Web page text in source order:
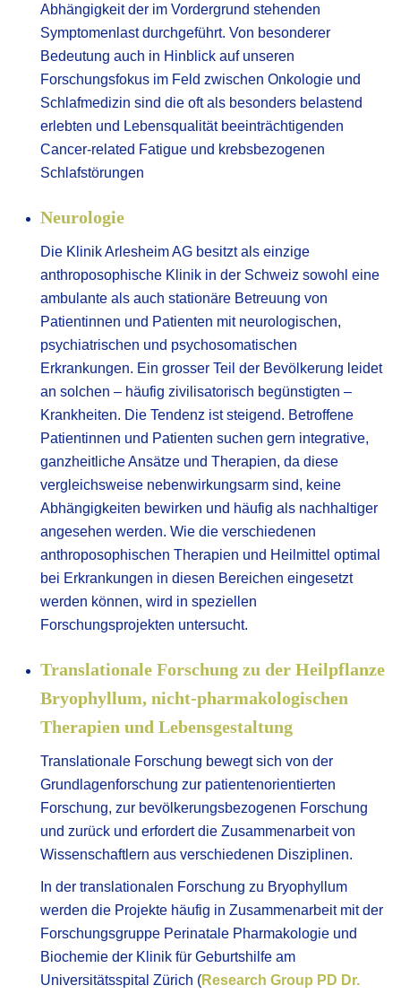
Abhängigkeit der im Vordergrund stehenden
Symptomenlast durchgeführt. Von besonderer
Bedeutung auch in Hinblick auf unseren
Forschungsfokus im Feld zwischen Onkologie und
Schlafmedizin sind die oft als besonders belastend
erlebten und Lebensqualität beeinträchtigenden
Cancer-related Fatigue und krebsbezogenen
Schlafstörungen
Neurologie
Die Klinik Arlesheim AG besitzt als einzige
anthroposophische Klinik in der Schweiz sowohl eine
ambulante als auch stationäre Betreuung von
Patientinnen und Patienten mit neurologischen,
psychiatrischen und psychosomatischen
Erkrankungen. Ein grosser Teil der Bevölkerung leidet
an solchen – häufig zivilisatorisch begünstigten –
Krankheiten. Die Tendenz ist steigend. Betroffene
Patientinnen und Patienten suchen gern integrative,
ganzheitliche Ansätze und Therapien, da diese
vergleichsweise nebenwirkungsarm sind, keine
Abhängigkeiten bewirken und häufig als nachhaltiger
angesehen werden. Wie die verschiedenen
anthroposophischen Therapien und Heilmittel optimal
bei Erkrankungen in diesen Bereichen eingesetzt
werden können, wird in speziellen
Forschungsprojekten untersucht.
Translationale Forschung zu der Heilpflanze
Bryophyllum, nicht-pharmakologischen
Therapien und Lebensgestaltung
Translationale Forschung bewegt sich von der
Grundlagenforschung zur patientenorientierten
Forschung, zur bevölkerungsbezogenen Forschung
und zurück und erfordert die Zusammenarbeit von
Wissenschaftlern aus verschiedenen Disziplinen.
In der translationalen Forschung zu Bryophyllum
werden die Projekte häufig in Zusammenarbeit mit der
Forschungsgruppe Perinatale Pharmakologie und
Biochemie der Klinik für Geburtshilfe am
Universitätsspital Zürich (Research Group PD Dr.